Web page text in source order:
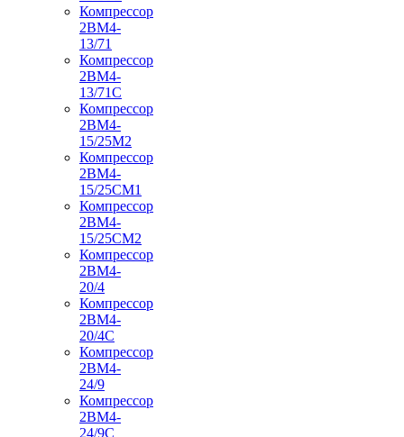
Компрессор
2ВМ4-
13/71
Компрессор
2ВМ4-
13/71С
Компрессор
2ВМ4-
15/25М2
Компрессор
2ВМ4-
15/25СМ1
Компрессор
2ВМ4-
15/25СМ2
Компрессор
2ВМ4-
20/4
Компрессор
2ВМ4-
20/4С
Компрессор
2ВМ4-
24/9
Компрессор
2ВМ4-
24/9С